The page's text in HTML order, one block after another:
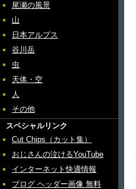
尾瀬の風景
山
日本アルプス
谷川岳
虫
天体・空
人
その他
スペシャルリンク
Cut Chips（カット集）
おじさんの泣けるYouTube
インターネット快適情報
ブログ ヘッダー画像 無料